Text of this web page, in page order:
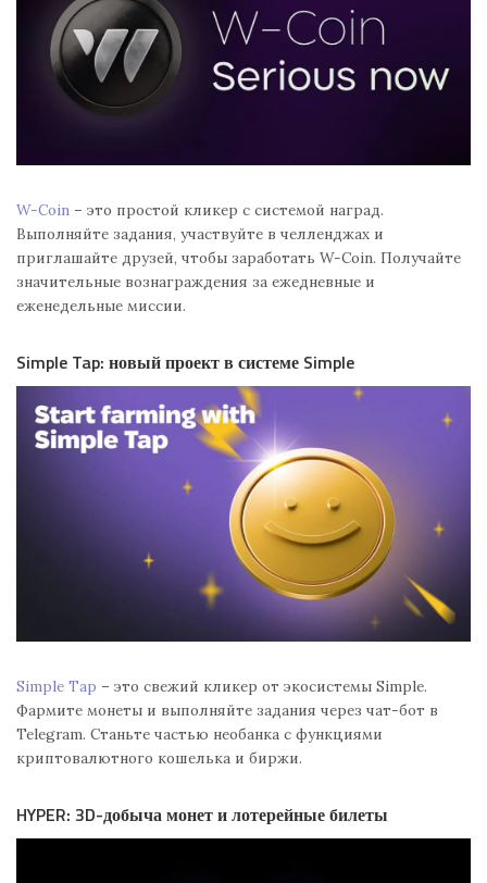
W-Coin – это простой кликер с системой наград.
Выполняйте задания, участвуйте в челленджах и
приглашайте друзей, чтобы заработать W-Coin. Получайте
значительные вознаграждения за ежедневные и
еженедельные миссии.
Simple Tap: новый проект в системе Simple
Simple Tap – это свежий кликер от экосистемы Simple.
Фармите монеты и выполняйте задания через чат-бот в
Telegram. Станьте частью необанка с функциями
криптовалютного кошелька и биржи.
HYPER: 3D-добыча монет и лотерейные билеты